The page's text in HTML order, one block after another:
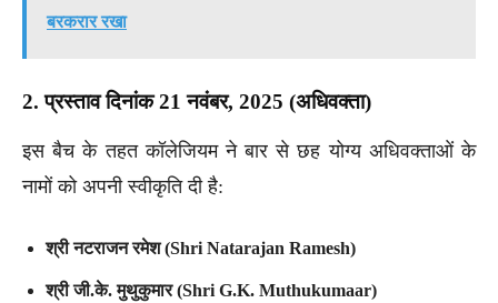
बरकरार रखा
2. प्रस्ताव दिनांक 21 नवंबर, 2025 (अधिवक्ता)
इस बैच के तहत कॉलेजियम ने बार से छह योग्य अधिवक्ताओं के
नामों को अपनी स्वीकृति दी है:
श्री नटराजन रमेश (Shri Natarajan Ramesh)
श्री जी.के. मुथुकुमार (Shri G.K. Muthukumaar)